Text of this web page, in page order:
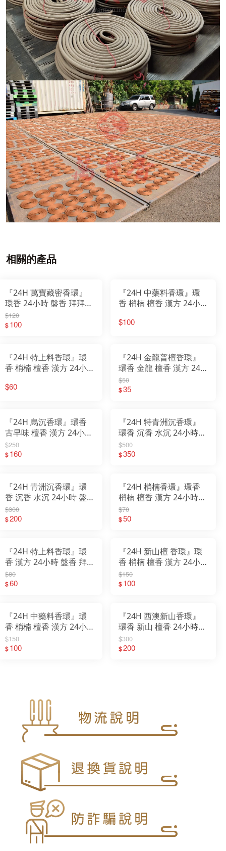
相關的產品
『24H 萬寶藏密香環』
環香 24小時 盤香 拜拜
薰香 香環
$120
$100
『24H 中藥料香環』環
香 梢楠 檀香 漢方 24小
環
$100
『24H 特上料香環』環
香 梢楠 檀香 漢方 24小
環
$60
『24H 金龍普檀香環』
環香 金龍 檀香 漢方 24
小時 盤香 拜拜 薰香 檀香
香環
$50
$35
『24H 烏沉香環』環香
古早味 檀香 漢方 24小時
盤香 拜拜 薰香 檀香香環
$250
$160
『24H 特青洲沉香環』
環香 沉香 水沉 24小時
盤香 拜拜 薰香 檀香香環
$500
$350
『24H 青洲沉香環』環
香 沉香 水沉 24小時 盤
香 拜拜 薰香 檀香香環
$300
$200
『24H 梢楠香環』環香
梢楠 檀香 漢方 24小時
盤香 拜拜 薰香 檀香香環
$70
$50
『24H 特上料香環』環
香 漢方 24小時 盤香 拜
拜 薰香 檀香香環
$80
$60
『24H 新山檀 香環』環
香 梢楠 檀香 漢方 24小
時 盤香 拜拜 薰香 檀香香
環
$150
$100
『24H 中藥料香環』環
香 梢楠 檀香 漢方 24小
時 盤香 拜拜 薰香 檀香香
環
$150
$100
『24H 西澳新山香環』
環香 新山 檀香 24小時
盤香 拜拜 薰香 檀香香環
$300
$200